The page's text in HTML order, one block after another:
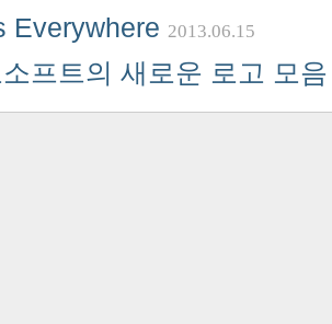
Everywhere 2013.06.15
프트의 새로운 로고 모